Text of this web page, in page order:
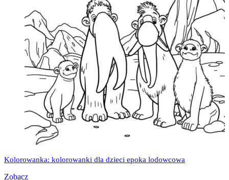
Kolorowanka: kolorowanki dla dzieci epoka lodowcowa
Zobacz